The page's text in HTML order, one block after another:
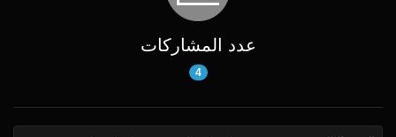
عدد المشاركات
4